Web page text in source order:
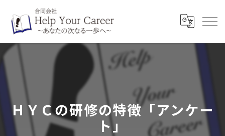
ＨＹＣの研修の特徴「アンケー
ト」